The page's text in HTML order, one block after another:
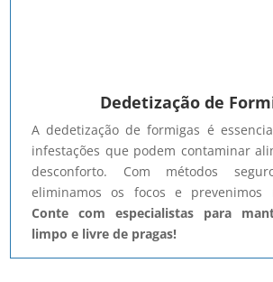
Dedetização de
A dedetização de formigas é
infestações que podem contaminar
desconforto. Com métodos
eliminamos os focos e prevenimos
Conte com especialistas para
limpo e livre de pragas!